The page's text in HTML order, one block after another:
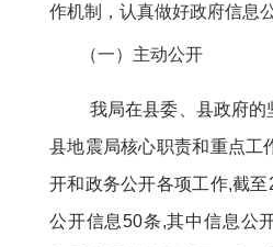
作机制，认真做好政府信息
（一）主动公开
我局在县委、县政府
县地震局核心职责和重点工
开和政务公开各项工作,截至
公开信息50条,其中信息公